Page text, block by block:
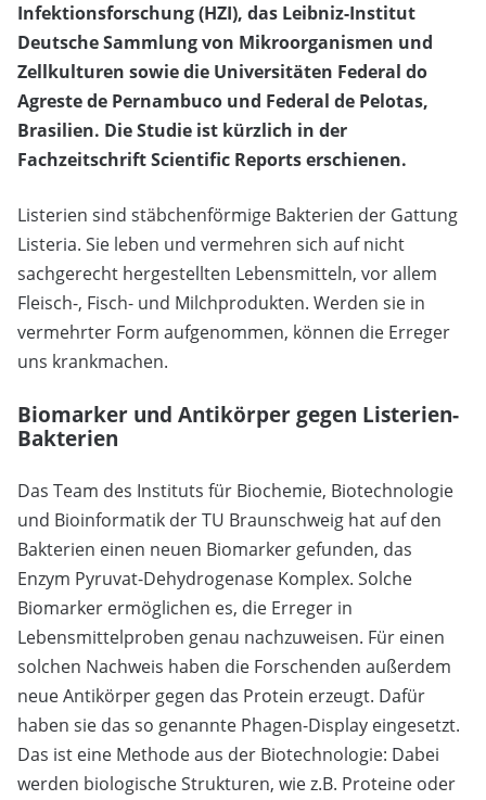
Infektionsforschung (HZI), das Leibniz-Institut
Deutsche Sammlung von Mikroorganismen und
Zellkulturen sowie die Universitäten Federal do
Agreste de Pernambuco und Federal de Pelotas,
Brasilien. Die Studie ist kürzlich in der
Fachzeitschrift Scientific Reports erschienen.
Listerien sind stäbchenförmige Bakterien der Gattung
Listeria. Sie leben und vermehren sich auf nicht
sachgerecht hergestellten Lebensmitteln, vor allem
Fleisch-, Fisch- und Milchprodukten. Werden sie in
vermehrter Form aufgenommen, können die Erreger
uns krankmachen.
Biomarker und Antikörper gegen Listerien-
Bakterien
Das Team des Instituts für Biochemie, Biotechnologie
und Bioinformatik der TU Braunschweig hat auf den
Bakterien einen neuen Biomarker gefunden, das
Enzym Pyruvat-Dehydrogenase Komplex. Solche
Biomarker ermöglichen es, die Erreger in
Lebensmittelproben genau nachzuweisen. Für einen
solchen Nachweis haben die Forschenden außerdem
neue Antikörper gegen das Protein erzeugt. Dafür
haben sie das so genannte Phagen-Display eingesetzt.
Das ist eine Methode aus der Biotechnologie: Dabei
werden biologische Strukturen, wie z.B. Proteine oder